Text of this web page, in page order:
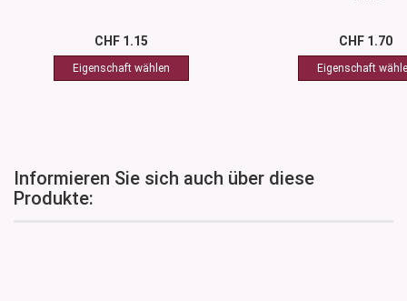
CHF 1.15 CHF 1.70
Informieren Sie sich auch über diese
Produkte: